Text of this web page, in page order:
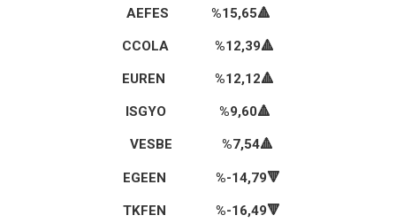
AEFES %15,65🔺
CCOLA %12,39🔺
EUREN %12,12🔺
ISGYO %9,60🔺
VESBE %7,54🔺
EGEEN %-14,79🔻
TKFEN %-16,49🔻